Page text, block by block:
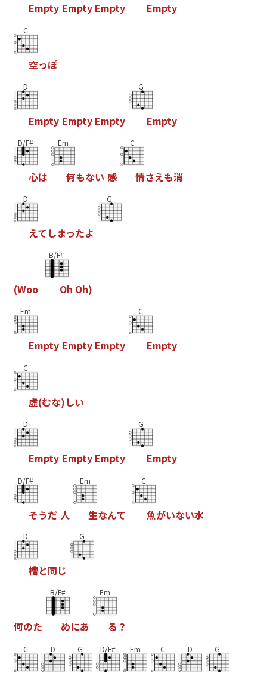
Empty Empty Empty Empty
C
空っぽ
D
Empty Empty Empty
G
Empty
D/F#
心は
Em
何もない 感
C
情さえも消
D
えてしまったよ
G
(Woo
B/F#
Oh Oh)
Em
Empty Empty Empty
C
Empty
C
虚(むな)しい
D
Empty Empty Empty
G
Empty
D/F#
そうだ 人
Em
生なんて
C
魚がいない水
D
槽と同じ
G
何のた
B/F#
めにあ
Em
る ？
C D G D/F# Em C D G